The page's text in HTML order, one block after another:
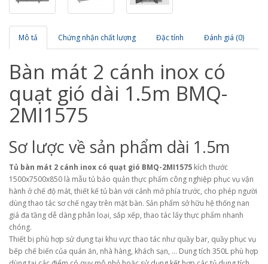
Mô tả Chứng nhận chất lượng Đặc tính Đánh giá (0)
Bàn mát 2 cánh inox có
quạt gió dài 1.5m BMQ-
2MI1575
Sơ lược về sản phẩm dài 1.5m
Tủ bàn mát 2 cánh inox có quạt gió BMQ-2MI1575 kích thước
1500x7500x850 là mẫu tủ bảo quản thực phẩm công nghiệp phục vụ vận
hành ở chế độ mát, thiết kế tủ bàn với cánh mở phía trước, cho phép người
dùng thao tác sơ chế ngay trên mặt bàn. Sản phẩm sở hữu hệ thống nan
giá đa tầng dễ dàng phân loại, sắp xếp, thao tác lấy thực phẩm nhanh
chóng.
Thiết bị phù hợp sử dụng tại khu vực thao tác như quầy bar, quầy phục vụ
bếp chế biến của quán ăn, nhà hàng, khách sạn, … Dung tích 350L phù hợp